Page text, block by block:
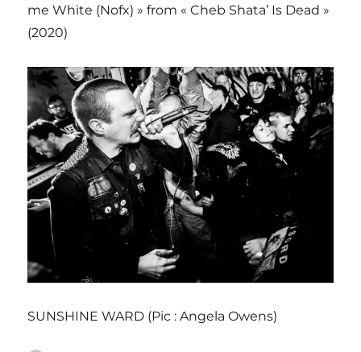
me White (Nofx) » from « Cheb Shata’ Is Dead »
(2020)
SUNSHINE WARD (Pic : Angela Owens)